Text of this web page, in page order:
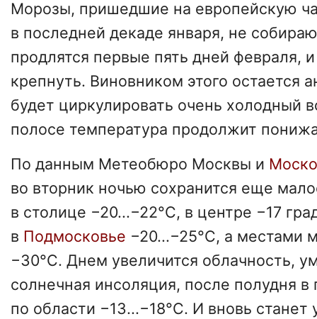
Морозы, пришедшие на европейскую
в последней декаде января, не
продлятся первые пять дней февраля,
крепнуть. Виновником этого остается
будет циркулировать очень холодный
полосе температура продолжит
По данным Метеобюро Москвы и
во вторник ночью сохранится еще
в столице −20...−22°С, в центре −17
в Подмосковье −20...−25°С, а местами
−30°С. Днем увеличится облачность,
солнечная инсоляция, после полудня в
по области −13...−18°С. И вновь станет